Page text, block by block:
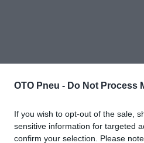
OTO Pneu - Do Not Process
If you wish to opt-out of the sale,
sensitive information for targeted
confirm your selection. Please
Napíšte vlastné